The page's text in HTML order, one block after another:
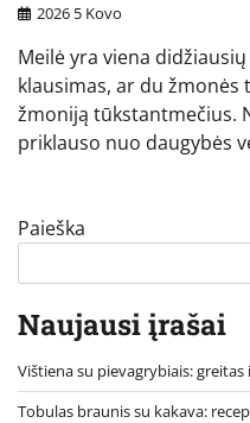
2026 5 Kovo
Meilė yra viena
klausimas, ar du žmonės
žmoniją tūkstantmečius.
priklauso nuo daugybės
Paieška
Naujausi įrašai
Vištiena su pievagrybiais:
Tobulas braunis su kakava: